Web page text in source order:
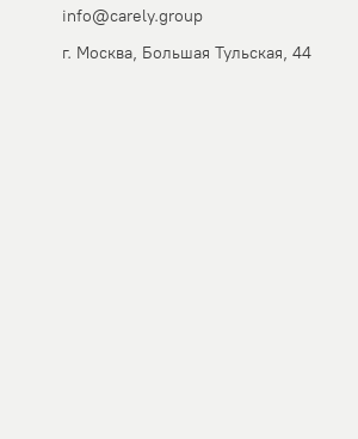
info@carely.group
г. Москва, Большая Тульская, 44